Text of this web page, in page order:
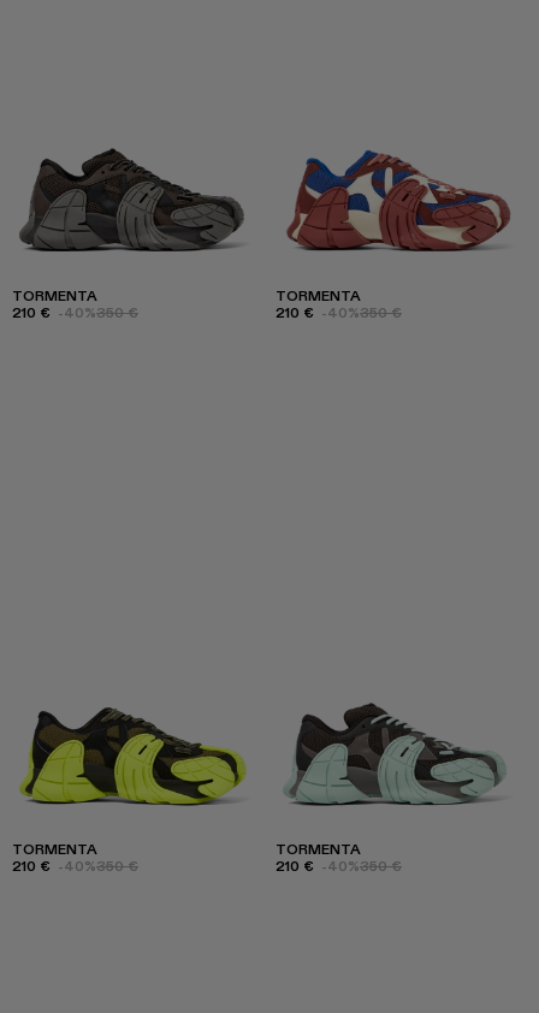
TORMENTA
210 € -40%350 €
TORMENTA
210 € -40%350 €
TORMENTA
210 € -40%350 €
TORMENTA
210 € -40%350 €